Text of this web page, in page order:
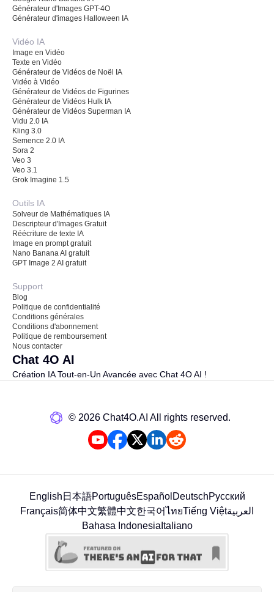
Générateur d'Images GPT-4O
Générateur d'images Halloween IA
Vidéo IA
Image en Vidéo
Texte en Vidéo
Générateur de Vidéos de Noël IA
Vidéo à Vidéo
Générateur de Vidéos de Figurines
Générateur de Vidéos Hulk IA
Générateur de Vidéos Superman IA
Vidu 2.0 IA
Kling 3.0
Semence 2.0 IA
Sora 2
Veo 3
Veo 3.1
Grok Imagine 1.5
Outils IA
Solveur de Mathématiques IA
Descripteur d'Images Gratuit
Réécriture de texte IA
Image en prompt gratuit
Nano Banana AI gratuit
GPT Image 2 AI gratuit
Support
Blog
Politique de confidentialité
Conditions générales
Conditions d'abonnement
Politique de remboursement
Nous contacter
Chat 4O AI
Création IA Tout-en-Un Avancée avec Chat 4O AI !
©️ 2026 Chat4O.AI All rights reserved.
English 日本語PortuguêsEspañol DeutschРусский
Français简体中文繁體中文한국어ไทยTiếng Việtالعربية
Bahasa Indonesia Italiano